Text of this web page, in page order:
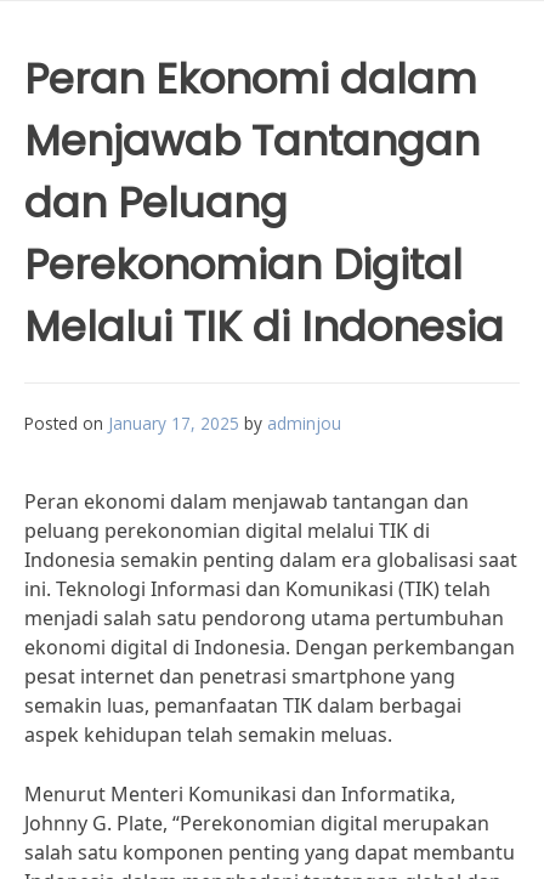
Peran Ekonomi dalam
Menjawab Tantangan
dan Peluang
Perekonomian Digital
Melalui TIK di Indonesia
Posted on January 17, 2025 by adminjou
Peran ekonomi dalam menjawab tantangan dan
peluang perekonomian digital melalui TIK di
Indonesia semakin penting dalam era globalisasi saat
ini. Teknologi Informasi dan Komunikasi (TIK) telah
menjadi salah satu pendorong utama pertumbuhan
ekonomi digital di Indonesia. Dengan perkembangan
pesat internet dan penetrasi smartphone yang
semakin luas, pemanfaatan TIK dalam berbagai
aspek kehidupan telah semakin meluas.
Menurut Menteri Komunikasi dan Informatika,
Johnny G. Plate, “Perekonomian digital merupakan
salah satu komponen penting yang dapat membantu